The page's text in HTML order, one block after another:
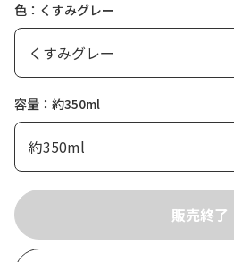
色：くすみグレー
容量：約350ml